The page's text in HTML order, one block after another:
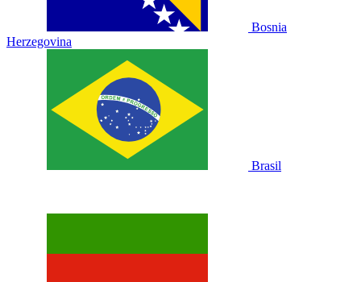
Bosnia
Herzegovina
Brasil